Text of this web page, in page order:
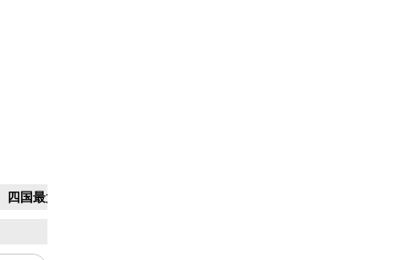
四国最大スリコ